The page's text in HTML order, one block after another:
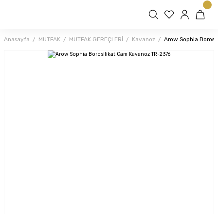
Anasayfa MUTFAK MUTFAK GEREÇLERİ Kavanoz Arow Sophia